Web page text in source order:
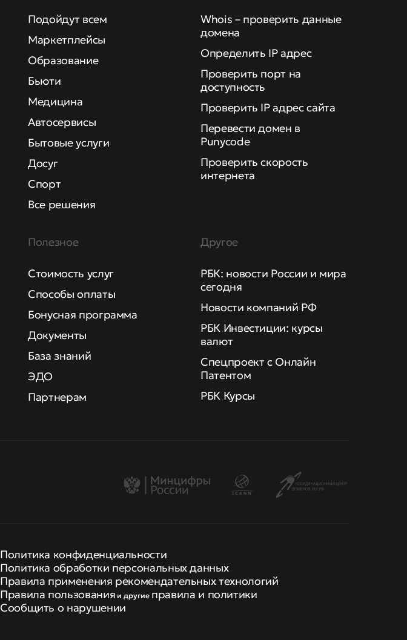
Подойдут всем
Маркетплейсы
Образование
Бьюти
Медицина
Автосервисы
Бытовые услуги
Досуг
Спорт
Все решения
Whois – проверить данные
домена
Определить IP адрес
Проверить порт на
доступность
Проверить IP адрес сайта
Перевести домен в
Punycode
Проверить скорость
интернета
Полезное
Стоимость услуг
Способы оплаты
Бонусная программа
Документы
База знаний
ЭДО
Партнерам
Другое
РБК: новости России и мира
сегодня
Новости компаний РФ
РБК Инвестиции: курсы
валют
Спецпроект с Онлайн
Патентом
РБК Курсы
Политика конфиденциальности
Политика обработки персональных данных
Правила применения рекомендательных технологий
Правила пользования и другие правила и политики
Сообщить о нарушении